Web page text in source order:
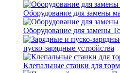
Оборудование для замены
Оборудование для замены
пуско-зарядные устройства
Клепальные станки для